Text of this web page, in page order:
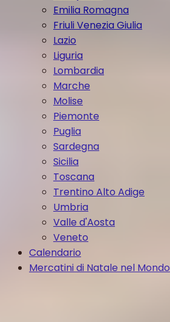
Emilia Romagna
Friuli Venezia Giulia
Lazio
Liguria
Lombardia
Marche
Molise
Piemonte
Puglia
Sardegna
Sicilia
Toscana
Trentino Alto Adige
Umbria
Valle d'Aosta
Veneto
Calendario
Mercatini di Natale nel Mondo